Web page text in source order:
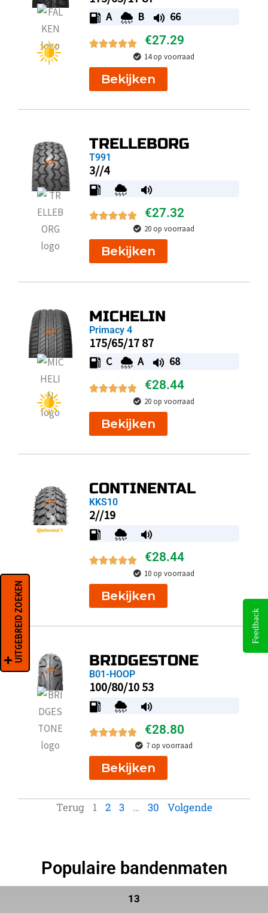
A B 66
€27.29
14 op voorraad
Bekijken
TRELLEBORG
T991
3//4
€27.32
20 op voorraad
Bekijken
MICHELIN
Primacy 4
175/65/17 87
C A 68
€28.44
20 op voorraad
Bekijken
CONTINENTAL
KKS10
2//19
€28.44
10 op voorraad
Bekijken
BRIDGESTONE
B01-HOOP
100/80/10 53
€28.80
7 op voorraad
Bekijken
Terug 1 2 3 … 30 Volgende
Populaire bandenmaten
13
UITGEBREID ZOEKEN Feedback